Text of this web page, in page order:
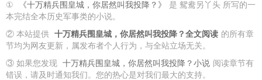
① 《十万精兵围皇城，你居然叫我投降？》
是 鸳鸯另丫头 所写的一
本完结全本历史军事类的小说。
② 本站提供 十万精兵围皇城，你居然叫我投降？全文阅读 的所有章
节均为网友更新，属发布者个人行为，与全站立场无关。
③ 如果您发现 十万精兵围皇城，你居然叫我投降？小说 阅读章节有
错误，请及时通知我们。您的热心是对我们最大的支持。